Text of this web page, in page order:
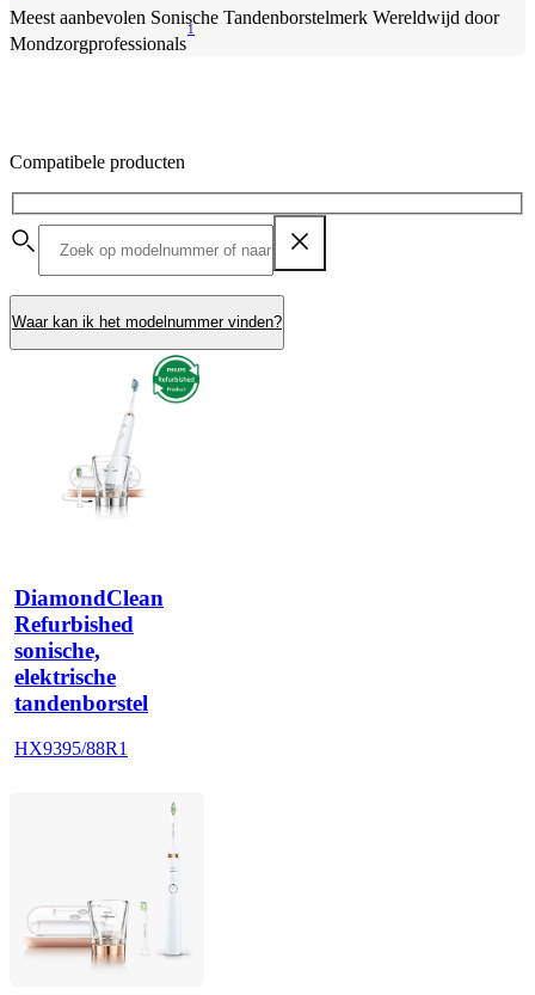
Meest aanbevolen Sonische Tandenborstelmerk Wereldwijd door
Mondzorgprofessionals
1
Compatibele producten
Waar kan ik het modelnummer vinden?
DiamondClean
Refurbished
sonische,
elektrische
tandenborstel
HX9395/88R1